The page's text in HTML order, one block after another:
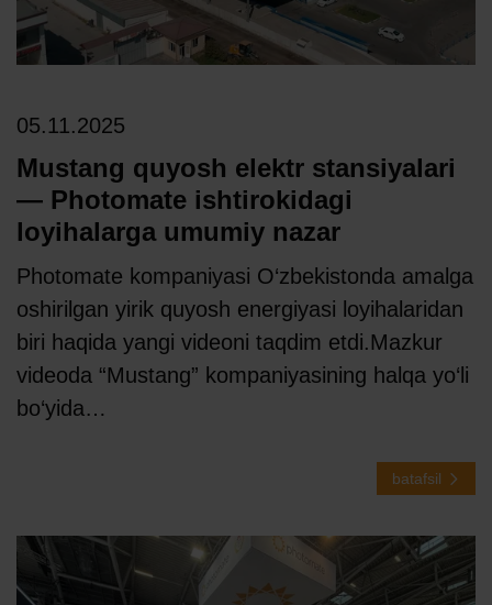
05.11.2025
Mustang quyosh elektr stansiyalari
— Photomate ishtirokidagi
loyihalarga umumiy nazar
Photomate kompaniyasi O‘zbekistonda amalga
oshirilgan yirik quyosh energiyasi loyihalaridan
biri haqida yangi videoni taqdim etdi.Mazkur
videoda “Mustang” kompaniyasining halqa yo‘li
bo‘yida…
batafsil